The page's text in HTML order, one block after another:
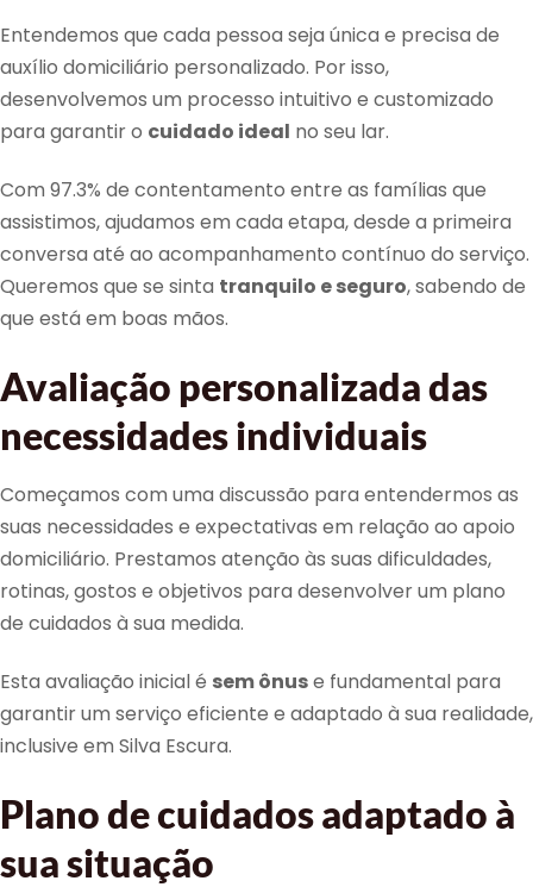
Entendemos que cada pessoa seja única e precisa de
auxílio domiciliário personalizado. Por isso,
desenvolvemos um processo intuitivo e customizado
para garantir o cuidado ideal no seu lar.
Com 97.3% de contentamento entre as famílias que
assistimos, ajudamos em cada etapa, desde a primeira
conversa até ao acompanhamento contínuo do serviço.
Queremos que se sinta tranquilo e seguro, sabendo de
que está em boas mãos.
Avaliação personalizada das
necessidades individuais
Começamos com uma discussão para entendermos as
suas necessidades e expectativas em relação ao apoio
domiciliário. Prestamos atenção às suas dificuldades,
rotinas, gostos e objetivos para desenvolver um plano
de cuidados à sua medida.
Esta avaliação inicial é sem ônuse fundamental para
garantir um serviço eficiente e adaptado à sua realidade,
inclusive em Silva Escura.
Plano de cuidados adaptado à
sua situação